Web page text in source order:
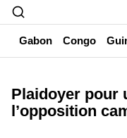
Gabon Congo
Plaidoyer pour
l’opposition